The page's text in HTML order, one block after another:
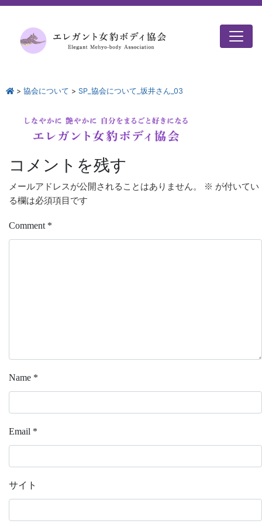
> 協会について > SP_協会について_坂井さん_03
コメントを残す
メールアドレスが公開されることはありません。 ※ が付いてい
る欄は必須項目です
Comment *
Name *
Email *
サイト